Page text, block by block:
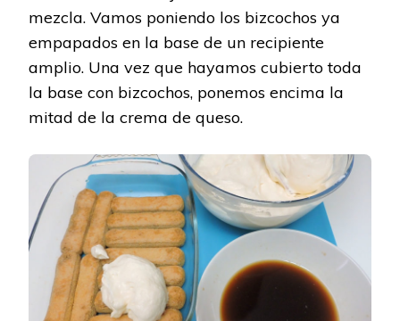
mezcla. Vamos poniendo los bizcochos ya
empapados en la base de un recipiente
amplio. Una vez que hayamos cubierto toda
la base con bizcochos, ponemos encima la
mitad de la crema de queso.